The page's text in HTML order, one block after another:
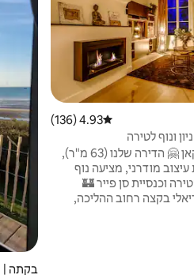
דירוג ממוצע של 4.93 מתוך 5, 136 ביקורות
4.93 (136)
ונוף לטירה
ברוכים הבאים לקאן 🤗 הדירה שלנו (63 מ"ר),
מודרני, מציעה נוף
וכנסיית סן פייר 🏰
בקצה רחוב ההליכה,